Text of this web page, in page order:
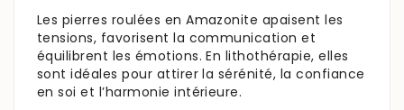
Les pierres roulées en Amazonite apaisent les
tensions, favorisent la communication et
équilibrent les émotions. En lithothérapie, elles
sont idéales pour attirer la sérénité, la confiance
en soi et l’harmonie intérieure.